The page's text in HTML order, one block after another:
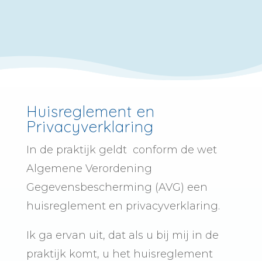
Huisreglement en
Privacyverklaring
In de praktijk geldt conform de wet
Algemene Verordening
Gegevensbescherming (AVG) een
huisreglement en privacyverklaring.
Ik ga ervan uit, dat als u bij mij in de
praktijk komt, u het huisreglement